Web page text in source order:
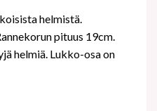
helmistä.
pituus 19cm.
helmiä. Lukko-osa on